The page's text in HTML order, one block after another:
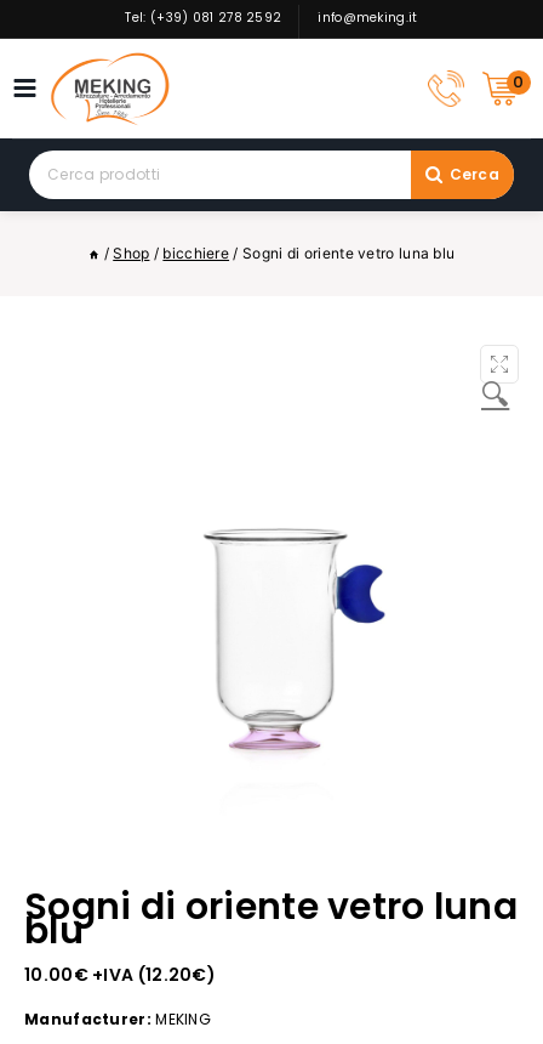
to
Tel: (+39) 081 278 2592 info@meking.it
0
Search
for:
Cerca
/ Shop / bicchiere / Sogni di oriente vetro luna blu
🔍
Sogni di oriente vetro luna
blu
10.00€+IVA (12.20€)
Manufacturer: MEKING